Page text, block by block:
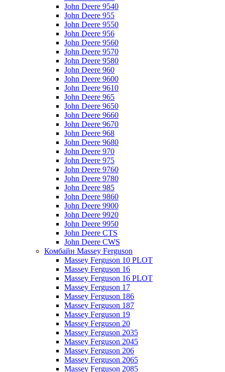
John Deere 9540
John Deere 955
John Deere 9550
John Deere 956
John Deere 9560
John Deere 9570
John Deere 9580
John Deere 960
John Deere 9600
John Deere 9610
John Deere 965
John Deere 9650
John Deere 9660
John Deere 9670
John Deere 968
John Deere 9680
John Deere 970
John Deere 975
John Deere 9760
John Deere 9780
John Deere 985
John Deere 9860
John Deere 9900
John Deere 9920
John Deere 9950
John Deere CTS
John Deere CWS
Комбайн Massey Ferguson
Massey Ferguson 10 PLOT
Massey Ferguson 16
Massey Ferguson 16 PLOT
Massey Ferguson 17
Massey Ferguson 186
Massey Ferguson 187
Massey Ferguson 19
Massey Ferguson 20
Massey Ferguson 2035
Massey Ferguson 2045
Massey Ferguson 206
Massey Ferguson 2065
Massey Ferguson 2085